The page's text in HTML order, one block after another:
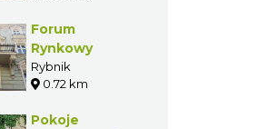
Forum
Rynkowy
Rybnik
0.72 km
Pokoje